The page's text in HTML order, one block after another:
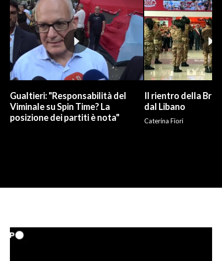
Gualtieri: "Responsabilità del
Viminale su Spin Time? La
posizione dei partiti è nota"
Il rientro della
dal Libano
Caterina Fiori